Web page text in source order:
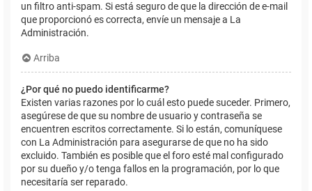
un filtro anti-spam. Si está seguro de que la dirección de e-mail
que proporcionó es correcta, envíe un mensaje a La
Administración.
Arriba
¿Por qué no puedo identificarme?
Existen varias razones por lo cuál esto puede suceder. Primero,
asegúrese de que su nombre de usuario y contraseña se
encuentren escritos correctamente. Si lo están, comuníquese
con La Administración para asegurarse de que no ha sido
excluido. También es posible que el foro esté mal configurado
por su dueño y/o tenga fallos en la programación, por lo que
necesitaría ser reparado.